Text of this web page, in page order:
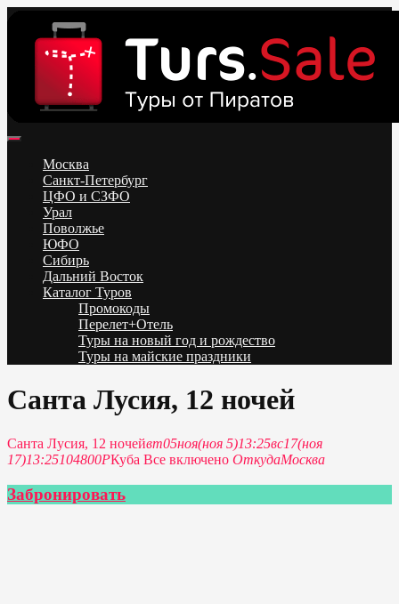
content
Низкие цены на путевки 3-7-10 ночей все включено, отдых на
море. Распродажа экскурсионных и горнолыжных туров.
Обновление каждый день. Официальный сайт Тур Сейл
Москва
Санкт-Петербург
ЦФО и СЗФО
Урал
Поволжье
ЮФО
Сибирь
Дальний Восток
Каталог Туров
Промокоды
Перелет+Отель
Туры на новый год и рождество
Туры на майские праздники
Санта Лусия, 12 ночей
Санта Лусия, 12 ночейвт05ноя(ноя 5)13:25вс17(ноя
17)13:25104800РКуба Все включено ОткудаМосква
Забронировать